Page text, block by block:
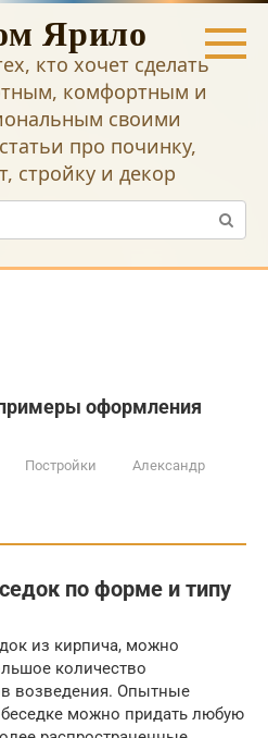
Ярило
кто хочет сделать
комфортным и
своими
про починку,
стройку и декор
оформления
Постройки
Александр
по форме и типу
из кирпича, можно
количество
возведения. Опытные
можно придать любую